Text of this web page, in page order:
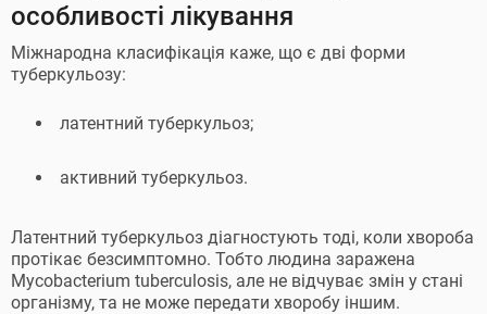
особливості лікування
Міжнародна класифікація каже, що є дві форми
туберкульозу:
латентний туберкульоз;
активний туберкульоз.
Латентний туберкульоз діагностують тоді, коли хвороба
протікає безсимптомно. Тобто людина заражена
Mycobacterium tuberculosis, але не відчуває змін у стані
організму, та не може передати хворобу іншим.